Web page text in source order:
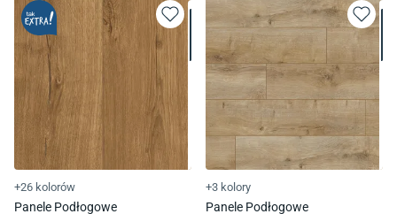
+26 kolorów
Panele Podłogowe
+3 kolory
Panele Podłogowe